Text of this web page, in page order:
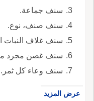
سنف جماعة.
سنف صنف، نوع.
سنف غلاف النبات
سنف غصن مجرد
سنف وعاء كل ثمر.
عرض المزيد